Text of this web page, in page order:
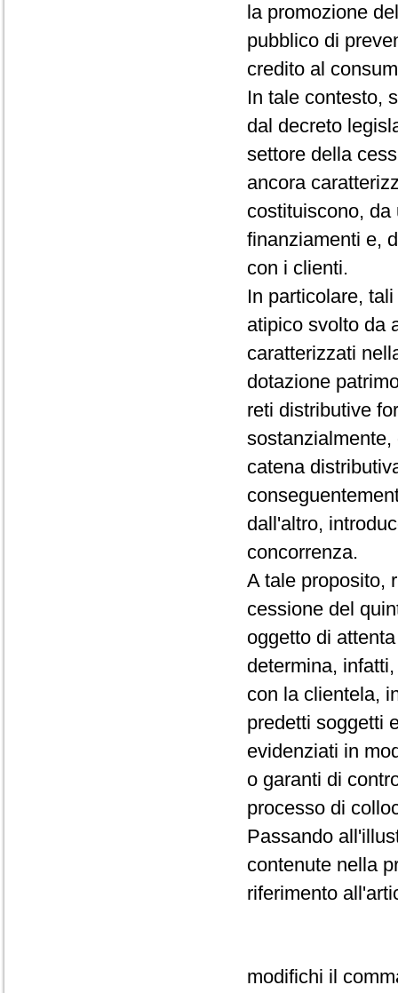
la promozione
pubblico di
credito al
In tale contesto,
dal decreto
settore della
ancora
costituiscono,
finanziamenti e,
con i clienti.
In particolare,
atipico svolto da
caratterizzati
dotazione
reti distributive
catena
dall'altro,
concorrenza.
A tale proposito,
cessione del
oggetto di
determina,
con la clientela,
predetti soggetti
evidenziati in
o garanti di
processo di
Passando
contenute nella
riferimento
modifichi il